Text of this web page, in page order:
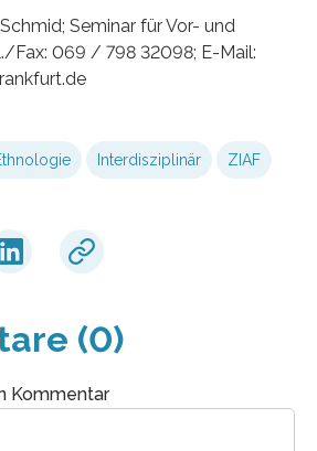
Seminar für Vor- und
Fax: 069 / 798 32098; E-Mail:
Interdisziplinär ZIAF
(0)
Kommentar